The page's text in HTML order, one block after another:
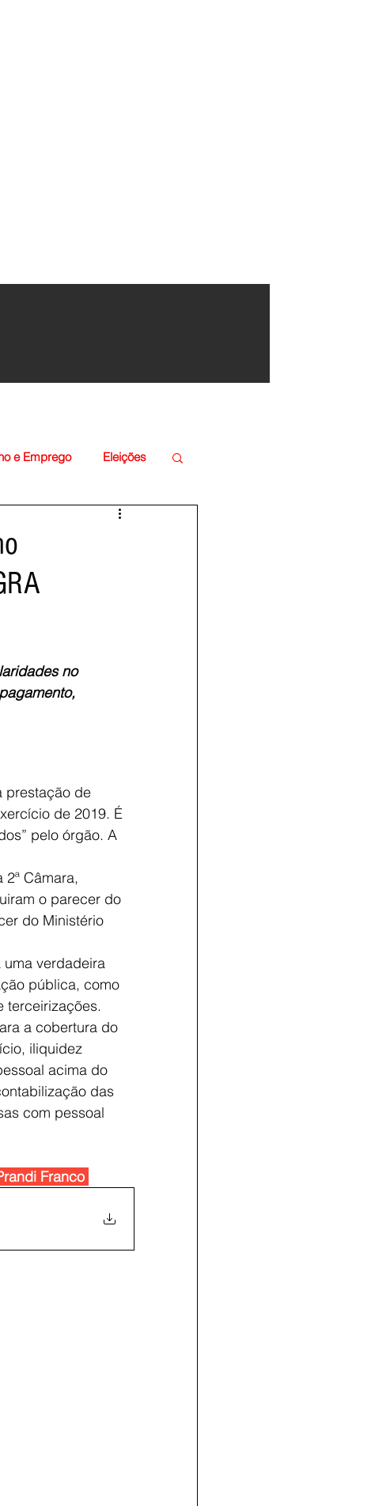
e Emprego Eleições
no
prestação de
de 2019. É
pelo órgão. A
Câmara,
o parecer do
do Ministério
uma verdadeira
pública, como
terceirizações.
a cobertura do
iliquidez
acima do
das
com pessoal
Franco